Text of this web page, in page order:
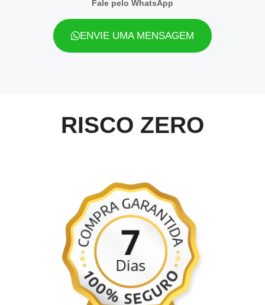
Fale pelo WhatsApp
ENVIE UMA MENSAGEM
RISCO ZERO